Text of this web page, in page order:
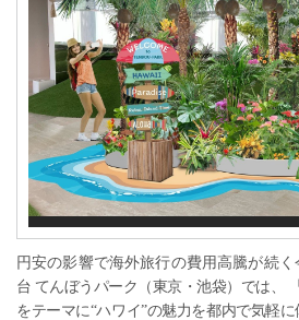
円安の影響で海外旅行の費用高騰が続く
台 てんぼうパーク（東京・池袋）では、
をテーマに“ハワイ”の魅力を都内で気軽